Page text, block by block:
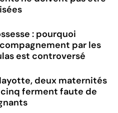
: pourquoi
par les
est controversé
deux maternités
ferment faute de